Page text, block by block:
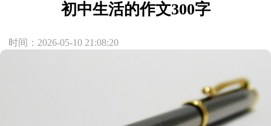
初中生活的作文300字
时间：2026-05-10 21:08:20